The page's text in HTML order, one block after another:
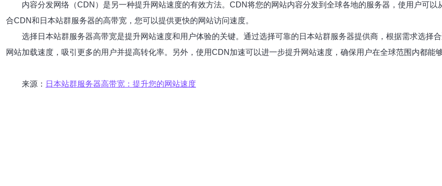
内容分发网络（CDN）是另一种提升网站速度的有效方法。CDN将您的网站内容分发到全球各地的服务器，使用户可
合CDN和日本站群服务器的高带宽，您可以提供更快的网站访问速度。
选择日本站群服务器高带宽是提升网站速度和用户体验的关键。通过选择可靠的日本站群服务器提供商，根据需求选择
网站加载速度，吸引更多的用户并提高转化率。另外，使用CDN加速可以进一步提升网站速度，确保用户在全球范围内都能
来源： 日本站群服务器高带宽：提升您的网站速度